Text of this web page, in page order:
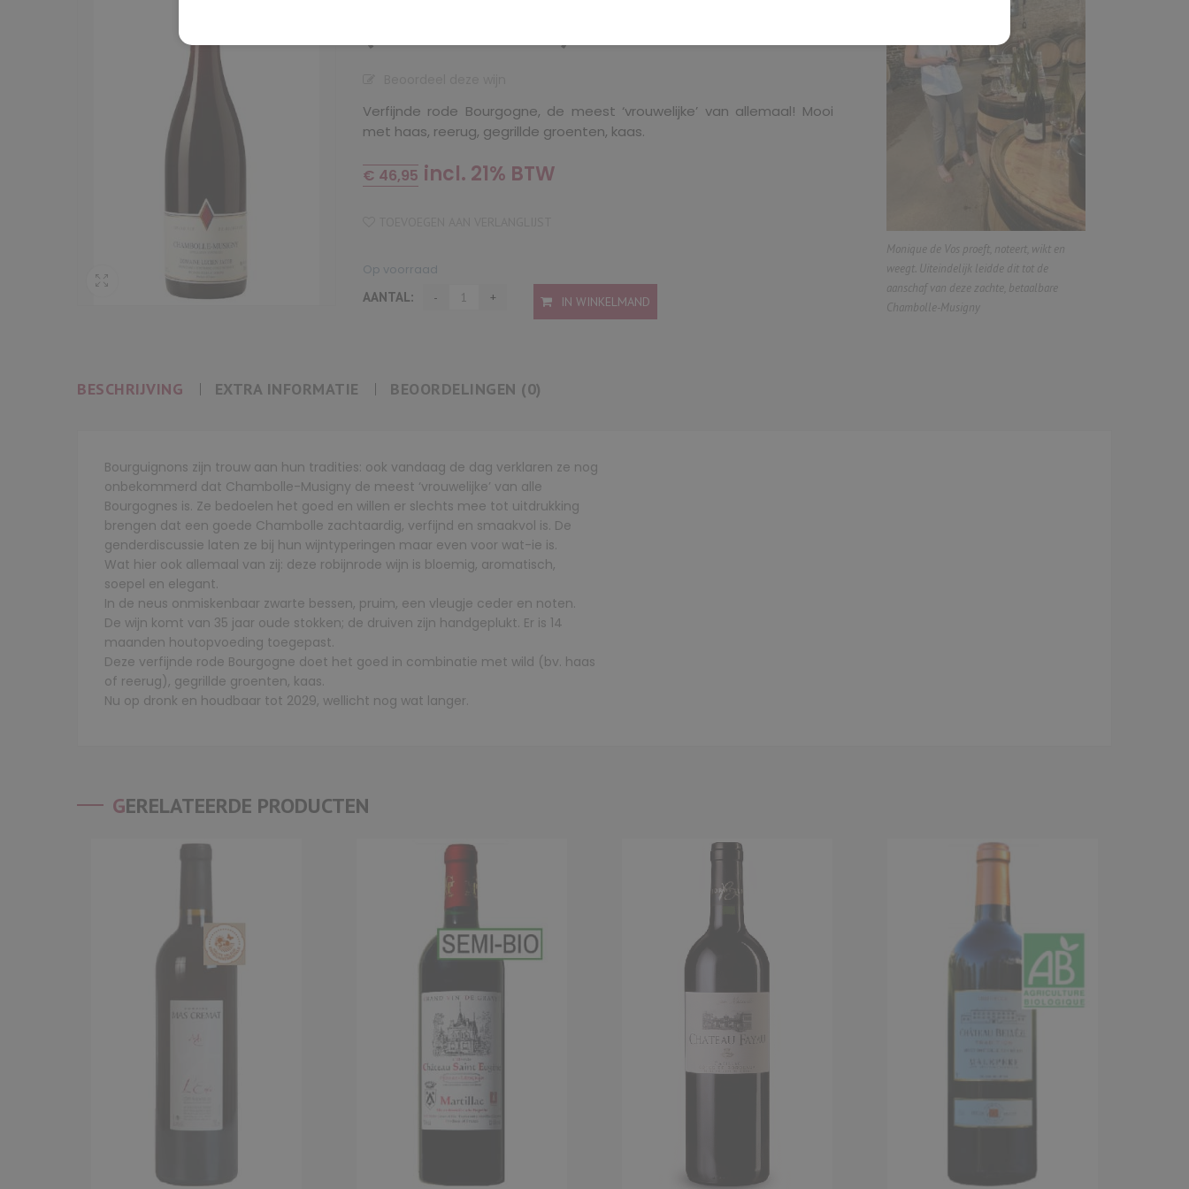
Verfijnde rode Bourgogne, de meest ‘vrouwelijke’ van allemaal! Mooi
met haas, reerug, gegrillde groenten, kaas.
€ 46,95 incl. 21% BTW
Op voorraad
AANTAL:
IN WINKELMAND
Monique de Vos proeft, noteert, wikt en
weegt. Uiteindelijk leidde dit tot de
aanschaf van deze zachte, betaalbare
Chambolle-Musigny
BESCHRIJVING EXTRA INFORMATIE BEOORDELINGEN (0)
Bourguignons zijn trouw aan hun tradities: ook vandaag de dag verklaren ze nog
onbekommerd dat Chambolle-Musigny de meest ‘vrouwelijke’ van alle
Bourgognes is. Ze bedoelen het goed en willen er slechts mee tot uitdrukking
brengen dat een goede Chambolle zachtaardig, verfijnd en smaakvol is. De
genderdiscussie laten ze bij hun wijntyperingen maar even voor wat-ie is.
Wat hier ook allemaal van zij: deze robijnrode wijn is bloemig, aromatisch,
soepel en elegant.
In de neus onmiskenbaar zwarte bessen, pruim, een vleugje ceder en noten.
De wijn komt van 35 jaar oude stokken; de druiven zijn handgeplukt. Er is 14
maanden houtopvoeding toegepast.
Deze verfijnde rode Bourgogne doet het goed in combinatie met wild (bv. haas
of reerug), gegrillde groenten, kaas.
Nu op dronk en houdbaar tot 2029, wellicht nog wat langer.
GERELATEERDE PRODUCTEN